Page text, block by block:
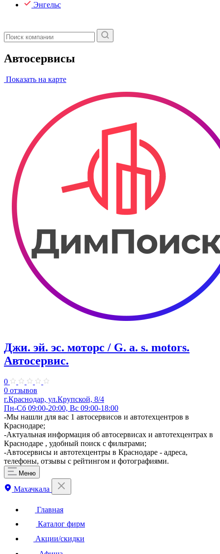
Энгельс
Автосервисы
Показать на карте
Джи. эй. эс. моторс / G. a. s. motors.
Автосервис.
0
0 отзывов
г.Краснодар, ул.​Крупской, 8/4
Пн-Сб 09:00-20:00, Вс 09:00-18:00
-Мы нашли для вас 1 автосервисов и автотехцентров в
Краснодаре;
-Актуальная информация об автосервисах и автотехцентрах в
Краснодаре , удобный поиск с фильтрами;
-Автосервисы и автотехцентры в Краснодаре - адреса,
телефоны, отзывы с рейтингом и фотографиями.
Меню
Махачкала
Главная
Каталог фирм
Акции/скидки